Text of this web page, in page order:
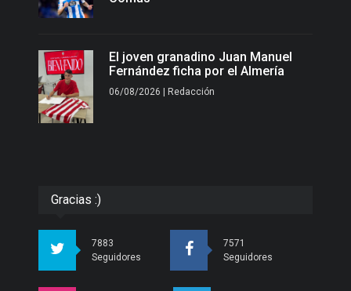
El joven granadino Juan Manuel
Fernández ficha por el Almería
06/08/2026 | Redacción
Gracias :)
7883
Seguidores
7571
Seguidores